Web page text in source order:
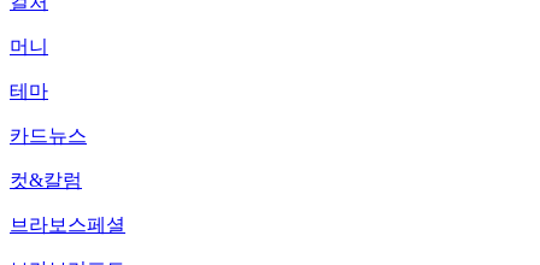
머니
테마
카드뉴스
컷&칼럼
브라보스페셜